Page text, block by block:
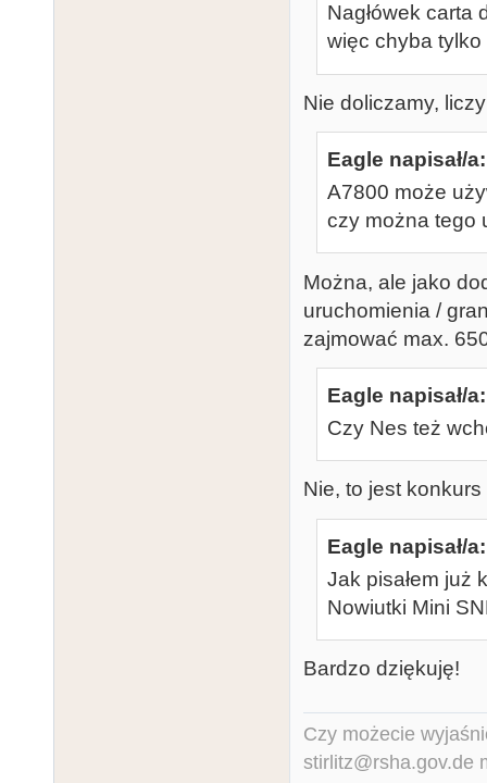
Nagłówek carta
więc chyba
Nie doliczamy,
Eagle napisał/a:
A7800 może
czy można tego
Można, ale jako
uruchomienia /
zajmować max.
Eagle napisał/a:
Czy Nes też
Nie, to jest
Eagle napisał/a:
Jak pisałem już
Nowiutki Mini
Bardzo dziękuję!
Czy możecie
stirlitz@rsha.gov.de